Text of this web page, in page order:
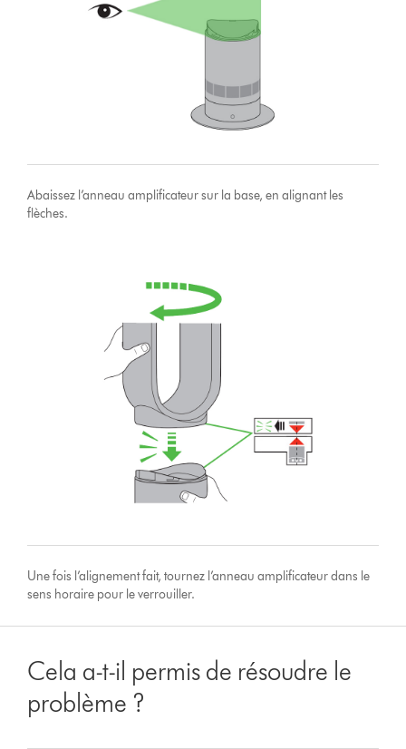
Abaissez l’anneau amplificateur sur la base, en alignant les
flèches.
Une fois l’alignement fait, tournez l’anneau amplificateur dans le
sens horaire pour le verrouiller.
Cela a-t-il permis de résoudre le
problème ?